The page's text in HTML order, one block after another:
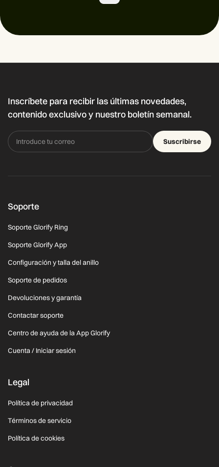
Inscríbete para recibir las últimas novedades,
contenido exclusivo y nuestro boletín semanal.
Suscribirse
Soporte
Soporte Glorify Ring
Soporte Glorify App
Configuración y talla del anillo
Soporte de pedidos
Devoluciones y garantía
Contactar soporte
Centro de ayuda de la App Glorify
Cuenta / Iniciar sesión
Legal
Política de privacidad
Términos de servicio
Política de cookies